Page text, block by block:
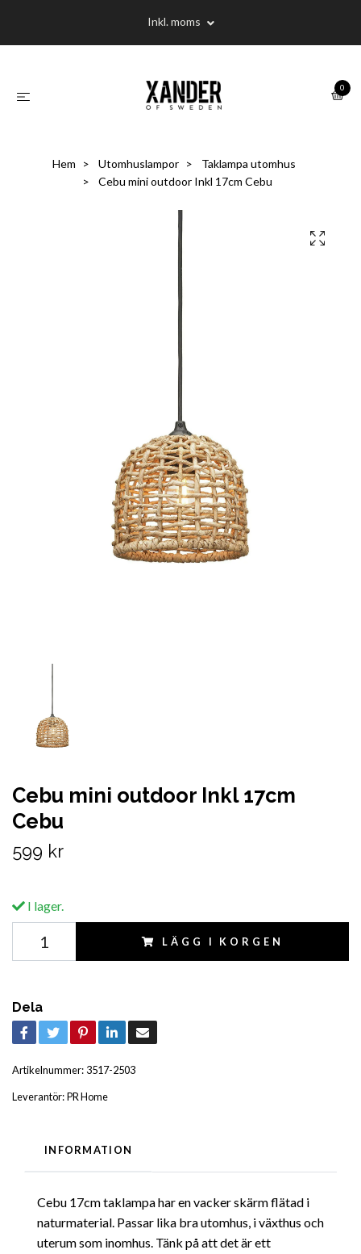
Inkl. moms
0
Hem Utomhuslampor
Taklampa utomhus
Cebu mini outdoor Inkl 17cm Cebu
Cebu mini outdoor Inkl 17cm
Cebu
599 kr
I lager.
LÄGG I KORGEN
Dela
Artikelnummer: 3517-2503
Leverantör:PR Home
INFORMATION
Cebu 17cm taklampa har en vacker skärm flätad i
naturmaterial. Passar lika bra utomhus, i växthus och
uterum som inomhus. Tänk på att det är ett